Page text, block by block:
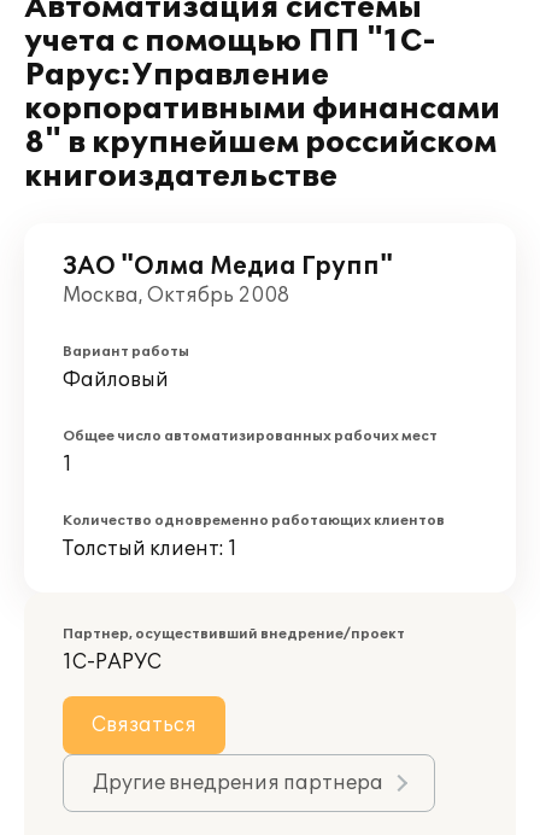
Автоматизация системы
учета с помощью ПП "1С-
Рарус:Управление
корпоративными финансами
8" в крупнейшем российском
книгоиздательстве
ЗАО "Олма Медиа Групп"
Москва, Октябрь 2008
Вариант работы
Файловый
Общее число автоматизированных рабочих мест
1
Количество одновременно работающих клиентов
Толстый клиент: 1
Партнер, осуществивший внедрение/проект
1С-РАРУС
Связаться
Другие внедрения партнера